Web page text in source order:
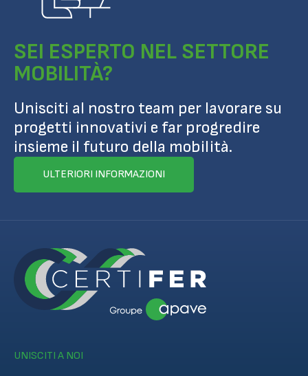
SEI ESPERTO NEL SETTORE
MOBILITÀ?
Unisciti al nostro team per lavorare su
progetti innovativi e far progredire
insieme il futuro della mobilità.
ULTERIORI INFORMAZIONI
UNISCITI A NOI